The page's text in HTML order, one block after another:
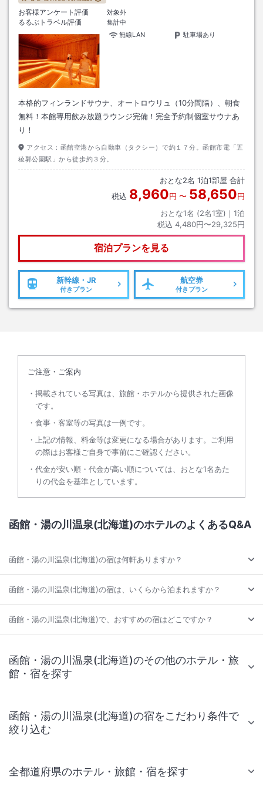
お客様アンケート評価
対象外
るるぶトラベル評価
集計中
無線LAN
駐車場あり
本格的フィンランドサウナ、オートロウリュ（10分間隔）、朝食
無料！本館専用飲み放題ラウンジ完備！完全予約制個室サウナあ
り！
アクセス： 函館空港から自動車（タクシー）で約１７分。函館市電「五
稜郭公園駅」から徒歩約３分。
おとな2名 1泊1部屋 合計
税込 8,960円 〜 58,650円
おとな1名 (2名1室)｜ 1泊
税込 4,480円〜29,325円
宿泊プランを見る
新幹線・JR
付きプラン
航空券
付きプラン
ご注意・ご案内
掲載されている写真は、旅館・ホテルから提供された画像
です。
食事・客室等の写真は一例です。
上記の情報、料金等は変更になる場合があります。ご利用
の際はお客様ご自身で事前にご確認ください。
代金が安い順・代金が高い順については、おとな1名あた
りの代金を基準としています。
函館・湯の川温泉(北海道)のホテルのよくあるQ&A
函館・湯の川温泉(北海道)の宿は何軒ありますか？
函館・湯の川温泉(北海道)の宿は、いくらから泊まれますか？
函館・湯の川温泉(北海道)で、おすすめの宿はどこですか？
函館・湯の川温泉(北海道)のその他のホテル・旅
館・宿を探す
函館・湯の川温泉(北海道)の宿をこだわり条件で
絞り込む
全都道府県のホテル・旅館・宿を探す